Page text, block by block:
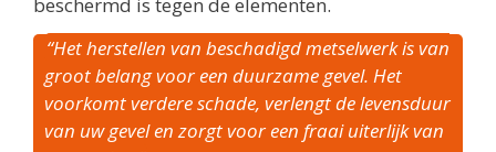
“Het herstellen van beschadigd metselwerk is van
groot belang voor een duurzame gevel. Het
voorkomt verdere schade, verlengt de levensduur
van uw gevel en zorgt voor een fraai uiterlijk van